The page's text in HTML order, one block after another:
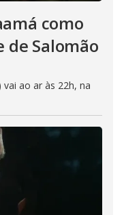
como
de Salomão
ao ar às 22h, na